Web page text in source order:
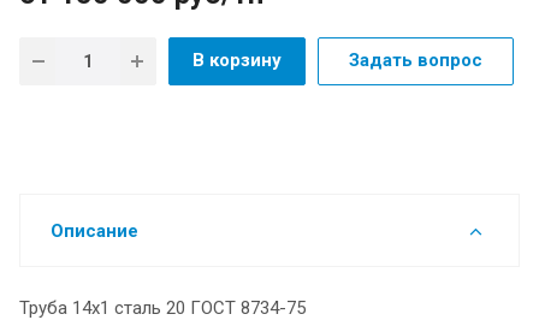
В корзину Задать вопрос
Описание
Труба 14х1 сталь 20 ГОСТ 8734-75